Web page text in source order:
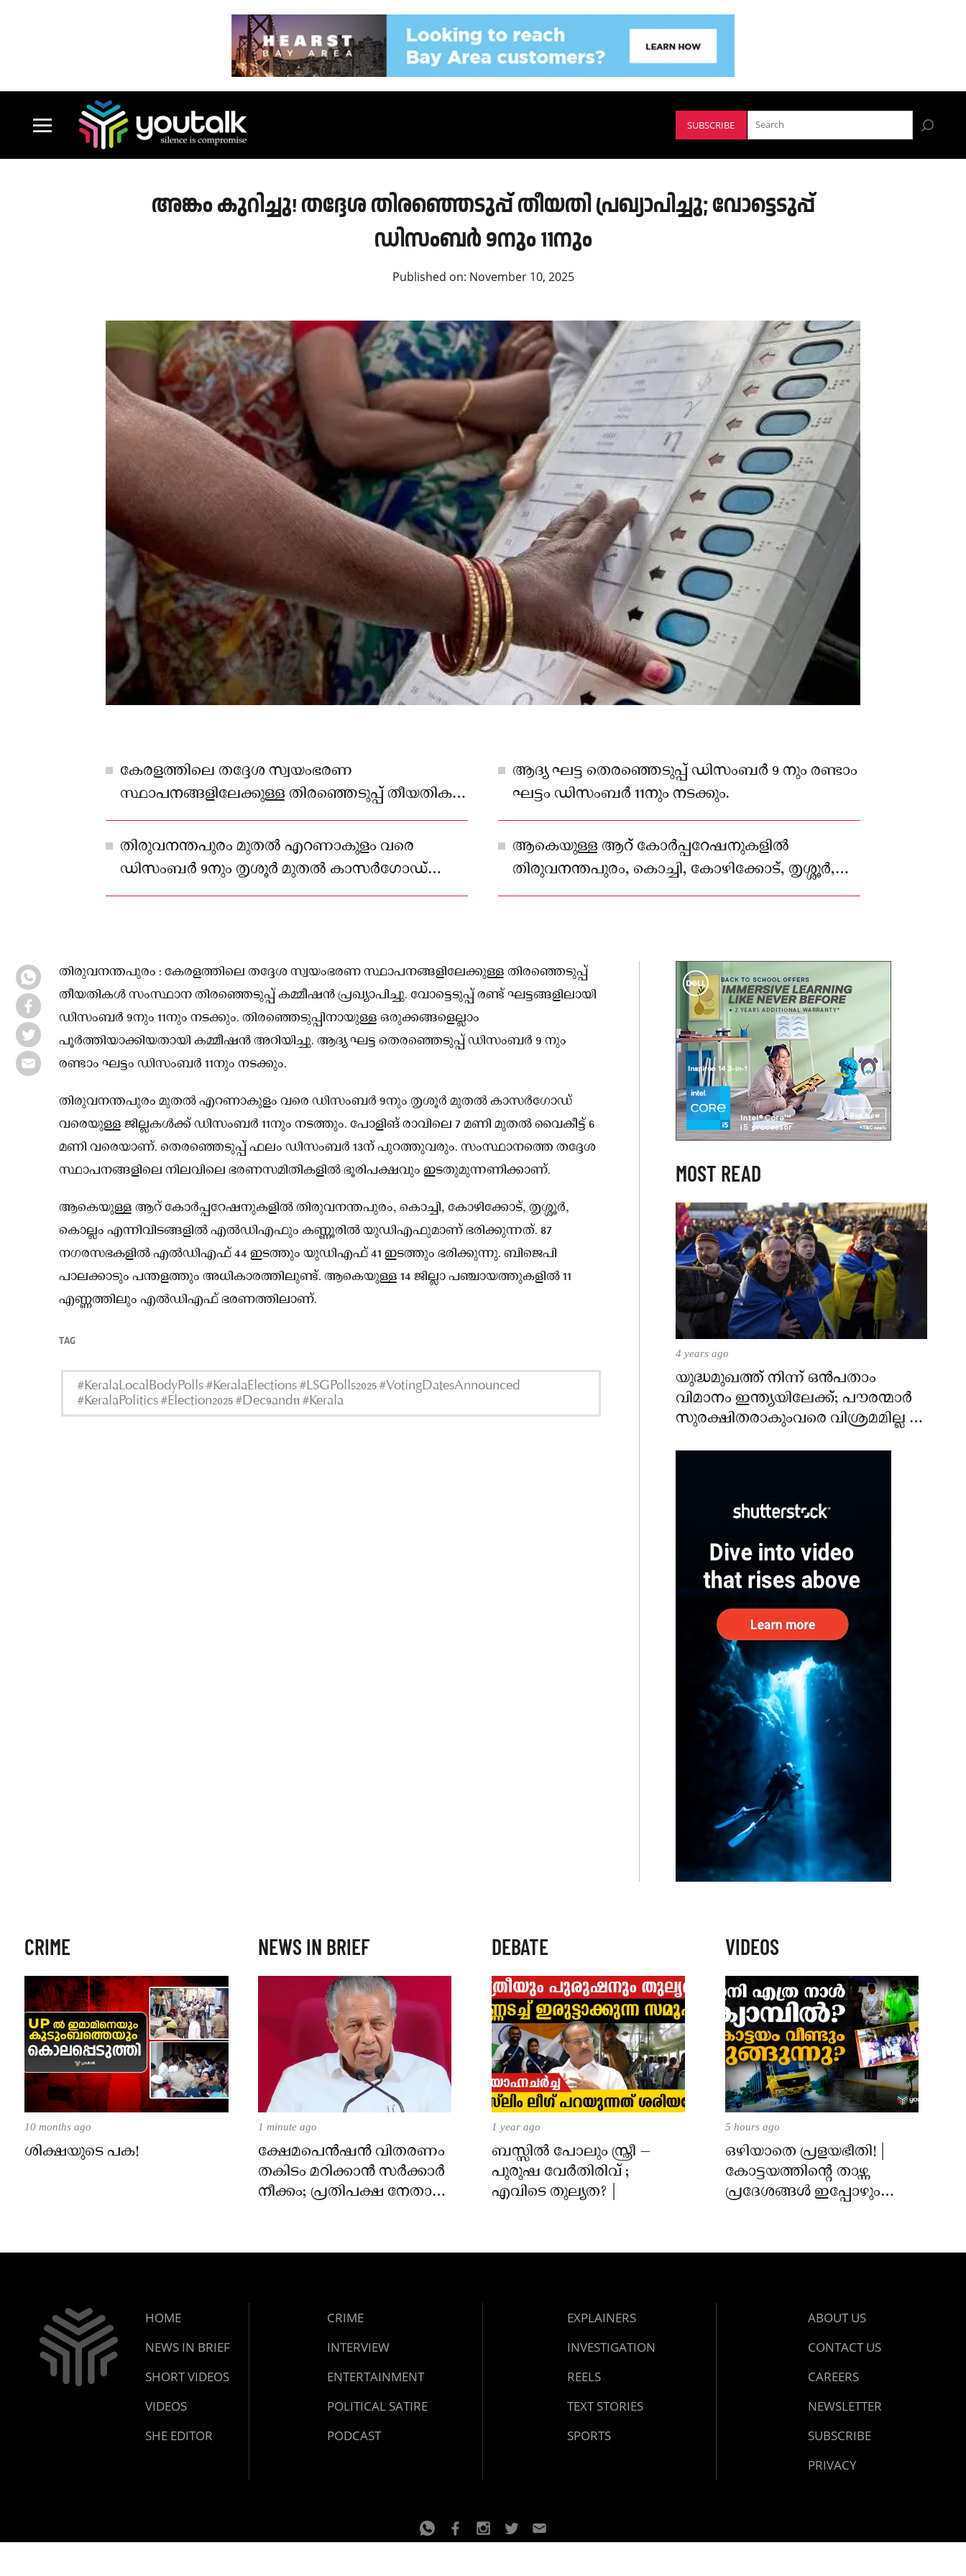
SUBSCRIBE
അങ്കം കുറിച്ചു! തദ്ദേശ തിരഞ്ഞെടുപ്പ് തീയതി പ്രഖ്യാപിച്ചു; വോട്ടെടുപ്പ്
ഡിസംബർ 9നും 11നും
Published on: November 10, 2025
കേരളത്തിലെ തദ്ദേശ സ്വയംഭരണ
സ്ഥാപനങ്ങളിലേക്കുള്ള തിരഞ്ഞെടുപ്പ് തീയതികൾ
സംസ്ഥാന തിരഞ്ഞെടുപ്പ് കമ്മീഷൻ പ്രഖ്യാപിച്ചു.
ആദ്യ ഘട്ട തെരഞ്ഞെടുപ്പ് ഡിസംബർ 9 നും രണ്ടാം
ഘട്ടം ഡിസംബർ 11നും നടക്കും.
തിരുവനന്തപുരം മുതൽ എറണാകുളം വരെ
‍ഡിസംബർ 9നും തൃശൂർ മുതൽ കാസർഗോഡ്
വരെയുള്ള ജില്ലകൾക്ക് ഡിസംബർ 11നും നടത്തും.
ആകെയുള്ള ആറ് കോർപ്പറേഷനുകളിൽ
തിരുവനന്തപുരം, കൊച്ചി, കോഴിക്കോട്, തൃശ്ശൂർ,
കൊല്ലം എന്നിവിടങ്ങളിൽ എൽഡിഎഫും
തിരുവനന്തപുരം : കേരളത്തിലെ തദ്ദേശ സ്വയംഭരണ സ്ഥാപനങ്ങളിലേക്കുള്ള തിരഞ്ഞെടുപ്പ്
തീയതികൾ സംസ്ഥാന തിരഞ്ഞെടുപ്പ് കമ്മീഷൻ പ്രഖ്യാപിച്ചു. വോട്ടെടുപ്പ് രണ്ട് ഘട്ടങ്ങളിലായി
ഡിസംബർ 9നും 11നും നടക്കും. തിരഞ്ഞെടുപ്പിനായുള്ള ഒരുക്കങ്ങളെല്ലാം
പൂർത്തിയാക്കിയതായി കമ്മീഷൻ അറിയിച്ചു. ആദ്യ ഘട്ട തെരഞ്ഞെടുപ്പ് ഡിസംബർ 9 നും
രണ്ടാം ഘട്ടം ഡിസംബർ 11നും നടക്കും.
തിരുവനന്തപുരം മുതൽ എറണാകുളം വരെ ‍ഡിസംബർ 9നും തൃശൂർ മുതൽ കാസർഗോഡ്
വരെയുള്ള ജില്ലകൾക്ക് ഡിസംബർ 11നും നടത്തും. പോളിങ് രാവിലെ 7 മണി മുതൽ വൈകീട്ട് 6
മണി വരെയാണ്. തെരഞ്ഞെടുപ്പ് ഫലം ഡിസംബർ 13ന് പുറത്തുവരും. സംസ്ഥാനത്തെ തദ്ദേശ
സ്ഥാപനങ്ങളിലെ നിലവിലെ ഭരണസമിതികളിൽ ഭൂരിപക്ഷവും ഇടതുമുന്നണിക്കാണ്.
ആകെയുള്ള ആറ് കോർപ്പറേഷനുകളിൽ തിരുവനന്തപുരം, കൊച്ചി, കോഴിക്കോട്, തൃശ്ശൂർ,
കൊല്ലം എന്നിവിടങ്ങളിൽ എൽഡിഎഫും കണ്ണൂരിൽ യുഡിഎഫുമാണ് ഭരിക്കുന്നത്. 87
നഗരസഭകളിൽ എൽഡിഎഫ് 44 ഇടത്തും യുഡിഎഫ് 41 ഇടത്തും ഭരിക്കുന്നു. ബിജെപി
പാലക്കാടും പന്തളത്തും അധികാരത്തിലുണ്ട്. ആകെയുള്ള 14 ജില്ലാ പഞ്ചായത്തുകളിൽ 11
എണ്ണത്തിലും എൽഡിഎഫ് ഭരണത്തിലാണ്.
TAG
#KeralaLocalBodyPolls #KeralaElections #LSGPolls2025 #VotingDatesAnnounced
#KeralaPolitics #Election2025 #Dec9and11 #Kerala
MOST READ
4 years ago
യുദ്ധമുഖത്ത് നിന്ന് ഒൻപതാം
വിമാനം ഇന്ത്യയിലേക്ക്; പൗരന്മാർ
സുരക്ഷിതരാകുംവരെ വിശ്രമമില്ല –
CRIME
10 months ago
ശിക്ഷയുടെ പക!
NEWS IN BRIEF
1 minute ago
ക്ഷേമപെൻഷൻ വിതരണം
തകിടം മറിക്കാൻ സർക്കാർ
നീക്കം; പ്രതിപക്ഷ നേതാവ്
DEBATE
1 year ago
ബസ്സിൽ പോലും സ്ത്രീ –
പുരുഷ വേർതിരിവ് ;
എവിടെ തുല്യത? |
VIDEOS
5 hours ago
ഒഴിയാതെ പ്രളയഭീതി! |
കോട്ടയത്തിന്റെ താഴ്ന്ന
പ്രദേശങ്ങൾ ഇപ്പോഴും
HOME
NEWS IN BRIEF
SHORT VIDEOS
VIDEOS
SHE EDITOR
CRIME
INTERVIEW
ENTERTAINMENT
POLITICAL SATIRE
PODCAST
EXPLAINERS
INVESTIGATION
REELS
TEXT STORIES
SPORTS
ABOUT US
CONTACT US
CAREERS
NEWSLETTER
SUBSCRIBE
PRIVACY